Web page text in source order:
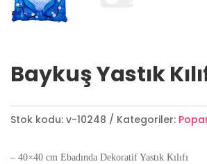
Baykuş Yastık
Stok kodu: v-10248 Kategoriler:
– 40×40 cm Ebadında Dekoratif Yastık Kılıfı